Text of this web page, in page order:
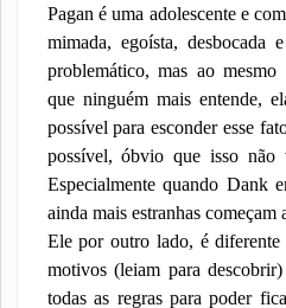
Pagan é uma adolescente e
mimada, egoísta, desbocada
problemático, mas ao
que ninguém mais entende,
possível para esconder esse
possível, óbvio que isso
Especialmente quando Dank
ainda mais estranhas começam
Ele por outro lado, é
motivos (leiam para
todas as regras para poder